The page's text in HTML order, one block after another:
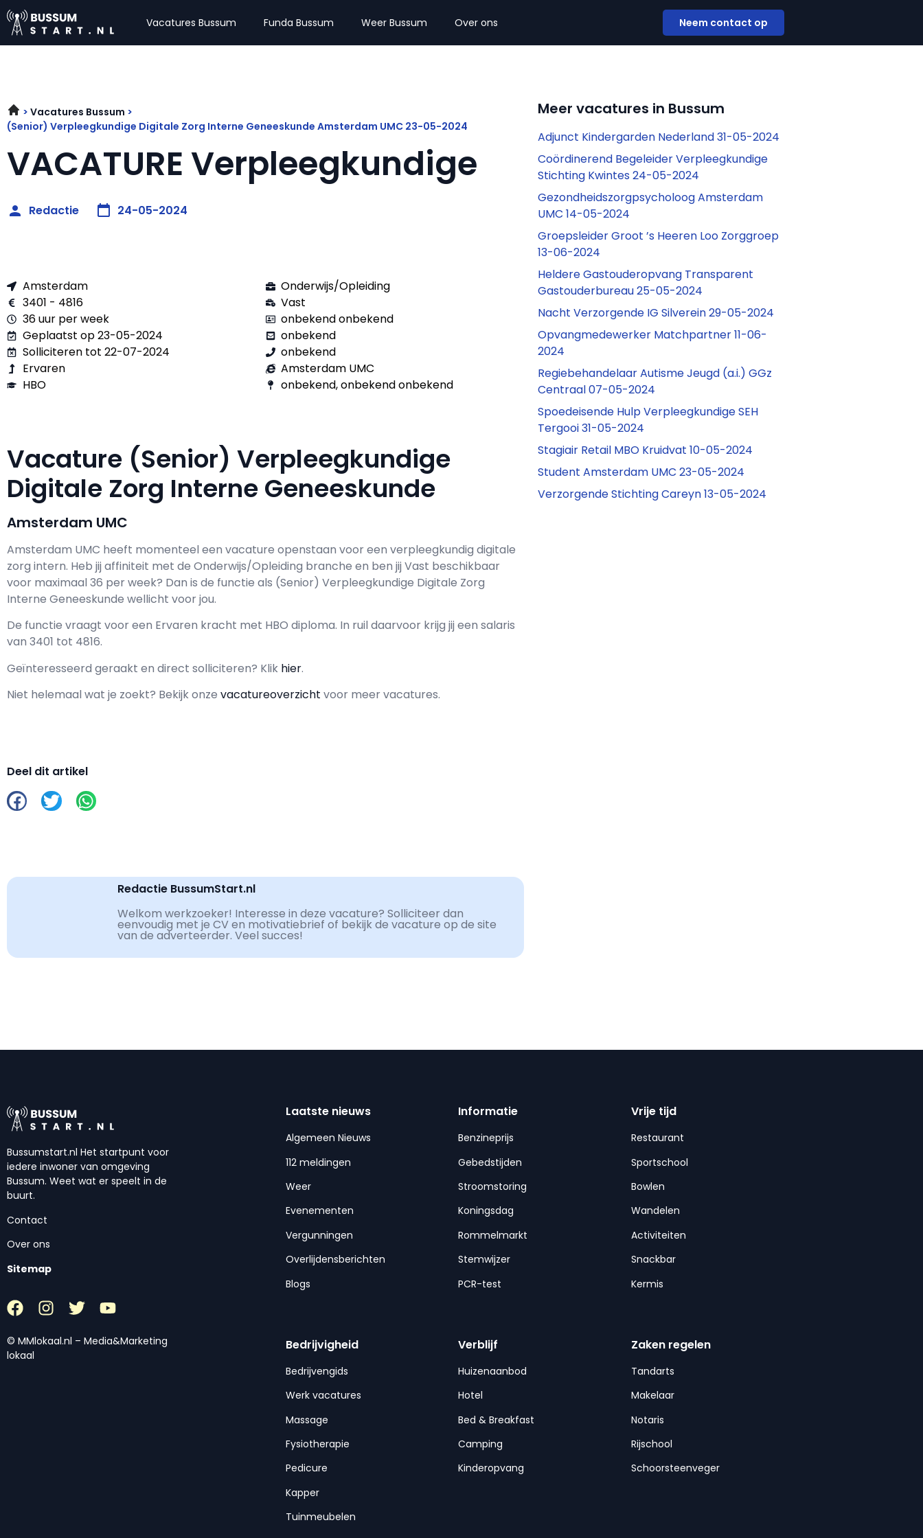
Vacatures Bussum Funda Bussum Weer Bussum Over ons Neem contact op
Vacatures Bussum
(Senior) Verpleegkundige Digitale Zorg Interne Geneeskunde Amsterdam UMC 23-05-2024
VACATURE Verpleegkundige
Redactie 24-05-2024
Amsterdam
3401 - 4816
36 uur per week
Geplaatst op 23-05-2024
Solliciteren tot 22-07-2024
Ervaren
HBO
Onderwijs/Opleiding
Vast
onbekend onbekend
onbekend
onbekend
Amsterdam UMC
onbekend, onbekend onbekend
Vacature (Senior) Verpleegkundige
Digitale Zorg Interne Geneeskunde
Amsterdam UMC
Amsterdam UMC heeft momenteel een vacature openstaan voor een verpleegkundig digitale
zorg intern. Heb jij affiniteit met de Onderwijs/Opleiding branche en ben jij Vast beschikbaar
voor maximaal 36 per week? Dan is de functie als (Senior) Verpleegkundige Digitale Zorg
Interne Geneeskunde wellicht voor jou.
De functie vraagt voor een Ervaren kracht met HBO diploma. In ruil daarvoor krijg jij een salaris
van 3401 tot 4816.
Geïnteresseerd geraakt en direct solliciteren? Klik hier.
Niet helemaal wat je zoekt? Bekijk onze vacatureoverzicht voor meer vacatures.
Deel dit artikel
Redactie BussumStart.nl
Welkom werkzoeker! Interesse in deze vacature? Solliciteer dan
eenvoudig met je CV en motivatiebrief of bekijk de vacature op de site
van de adverteerder. Veel succes!
Meer vacatures in Bussum
Adjunct Kindergarden Nederland 31-05-2024
Coördinerend Begeleider Verpleegkundige
Stichting Kwintes 24-05-2024
Gezondheidszorgpsycholoog Amsterdam
UMC 14-05-2024
Groepsleider Groot ’s Heeren Loo Zorggroep
13-06-2024
Heldere Gastouderopvang Transparent
Gastouderbureau 25-05-2024
Nacht Verzorgende IG Silverein 29-05-2024
Opvangmedewerker Matchpartner 11-06-
2024
Regiebehandelaar Autisme Jeugd (a.i.) GGz
Centraal 07-05-2024
Spoedeisende Hulp Verpleegkundige SEH
Tergooi 31-05-2024
Stagiair Retail MBO Kruidvat 10-05-2024
Student Amsterdam UMC 23-05-2024
Verzorgende Stichting Careyn 13-05-2024
Bussumstart.nl Het startpunt voor
iedere inwoner van omgeving
Bussum. Weet wat er speelt in de
buurt.
Contact
Over ons
Sitemap
© MMlokaal.nl – Media&Marketing
lokaal
Laatste nieuws
Algemeen Nieuws
112 meldingen
Weer
Evenementen
Vergunningen
Overlijdensberichten
Blogs
Informatie
Benzineprijs
Gebedstijden
Stroomstoring
Koningsdag
Rommelmarkt
Stemwijzer
PCR-test
Vrije tijd
Restaurant
Sportschool
Bowlen
Wandelen
Activiteiten
Snackbar
Kermis
Bedrijvigheid
Bedrijvengids
Werk vacatures
Massage
Fysiotherapie
Pedicure
Kapper
Tuinmeubelen
Verblijf
Huizenaanbod
Hotel
Bed & Breakfast
Camping
Kinderopvang
Zaken regelen
Tandarts
Makelaar
Notaris
Rijschool
Schoorsteenveger